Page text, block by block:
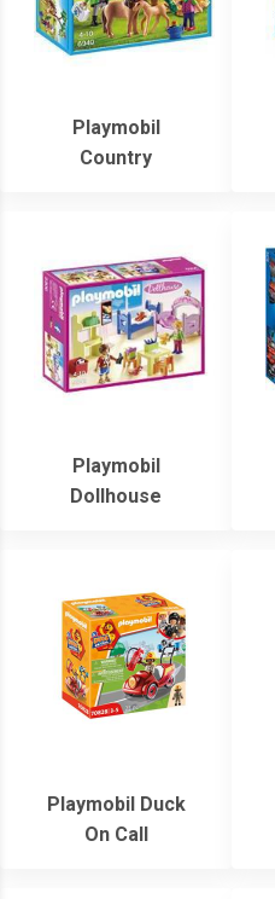
Playmobil
Country
Playmobil
Dollhouse
Playmobil Duck
On Call